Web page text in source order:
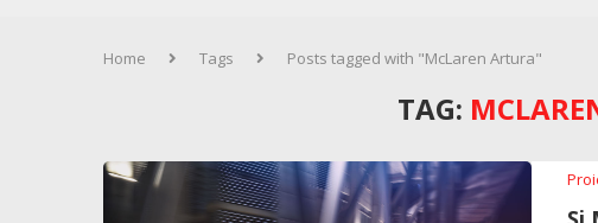
Home Tags Posts tagged with "McLaren Artura"
TAG: